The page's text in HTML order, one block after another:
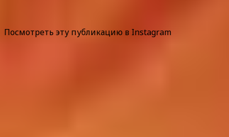
Посмотреть эту публикацию в Instagram